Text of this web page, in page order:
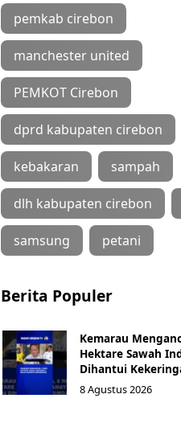
pemkab cirebon
manchester united
PEMKOT Cirebon
dprd kabupaten cirebon
kebakaran sampah
dlh kabupaten cirebon
samsung petani
Berita Populer
Kemarau
Hektare Sawah
Dihantui
8 Agustus 2026